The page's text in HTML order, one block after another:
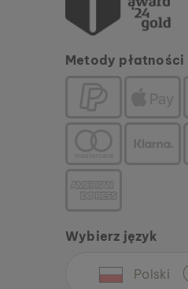
Metody płatności
Wybierz język
Polski